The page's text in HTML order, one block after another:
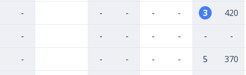
- - - - - 3 420
- - - - - - -
- - - - - 5 370